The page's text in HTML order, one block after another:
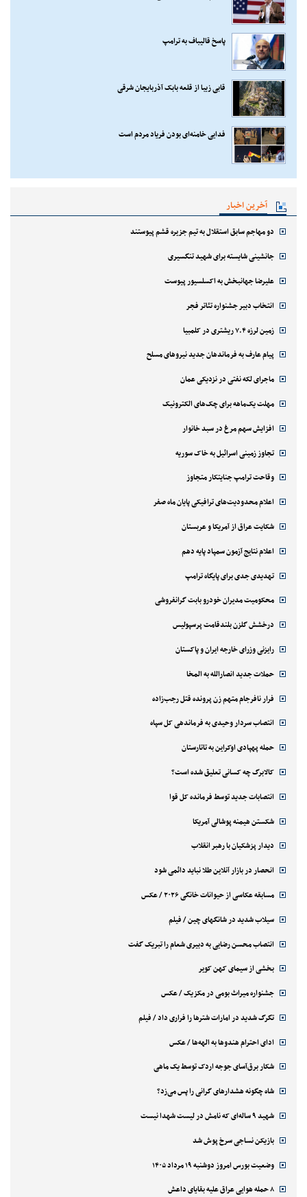
پاسخ قالیباف به ترامپ
قابی زیبا از قلعه بابک آذربایجان شرقی
فدایی خامنه‌ای بودن فریاد مردم است
آخرین اخبار
دو مهاجم سابق استقلال به تیم جزیره قشم پیوستند
جانشینی شایسته برای شهید تنگسیری
علیرضا جهانبخش به اکسلسیور پیوست
انتخاب دبیر جشنواره تئاتر فجر
زمین لرزه ۷.۴ ریشتری در کلمبیا
پیام عارف به فرماندهان جدید نیروهای مسلح
ماجرای لکه نفتی در نزدیکی عمان
مهلت یک‌ماهه برای چک‌های الکترونیک
افزایش سهم مرغ در سبد خانوار
تجاوز زمینی اسرائیل به خاک سوریه
وقاحت ترامپ جنایتکار متجاوز
اعلام محدودیت‌های ترافیکی پایان ماه صفر
شکایت عراق از آمریکا و عربستان
اعلام نتایج آزمون سمپاد پایه دهم
تهدیدی جدی برای پایگاه ترامپ
محکومیت مدیران خودرو بابت گرانفروشی
درخشش گلزن بلندقامت پرسپولیس
رایزنی وزرای خارجه ایران و پاکستان
حملات جدید انصارالله به المخا
فرار نافرجام متهم زن پرونده قتل رجب‌زاده
انتصاب سردار وحیدی به فرماندهی کل سپاه
حمله پهپادی اوکراین به تاتارستان
کالابرگ چه کسانی تعلیق شده است؟
انتصابات جدید توسط فرمانده کل قوا
شکستن هیمنه پوشالی آمریکا
دیدار پزشکیان با رهبر انقلاب
انحصار در بازار آنلاین طلا نباید دائمی شود
مسابقه عکاسی از حیوانات خانگی ۲۰۲۶ / عکس
سیلاب شدید در شانگهای چین / فیلم
انتصاب محسن رضایی به دبیری شعام را تبریک گفت
بخشی از سیمای کهن کویر
جشنواره میراث بومی در مکزیک / عکس
تگرگ شدید در امارات شترها را فراری داد / فیلم
ادای احترام هندوها به الهه‌ها / عکس
شکار برق‌آسای جوجه اردک توسط یک ماهی
شاه چگونه هشدارهای گرانی را پس می‌زد؟
شهید ۹ ساله‌ای که نامش در لیست شهدا نیست
بازیکن نساجی سرخ پوش شد
وضعیت بورس امروز دوشنبه ۱۹ مرداد ۱۴۰۵
۸ حمله هوایی عراق علیه بقایای داعش